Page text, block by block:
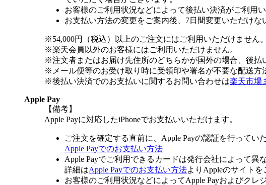
お客様のご利用状況などによって後払い決済がご利用
お支払い方法の変更をご案内後、7日間変更いただけ
※54,000円（税込）以上のご注文にはご利用いただけません。
※楽天会員以外のお客様にはご利用いただけません。
※注文者またはお届け先住所のどちらかが国外の場合、後払
※メール便等のお受け取り時に受領印や署名が不要な配送方
※後払い決済でのお支払いに関するお問い合わせは楽天市場
Apple Pay
【備考】
Apple Payに対応したiPhoneでお支払いいただけます。
ご注文を確定する直前に、Apple Payの認証を行ってい
Apple Payでのお支払い方法
Apple Payでご利用できるカードは発行会社によって異
詳細はApple Payでのお支払い方法よりAppleのサイトを
お客様のご利用状況などによってApple Payおよびク